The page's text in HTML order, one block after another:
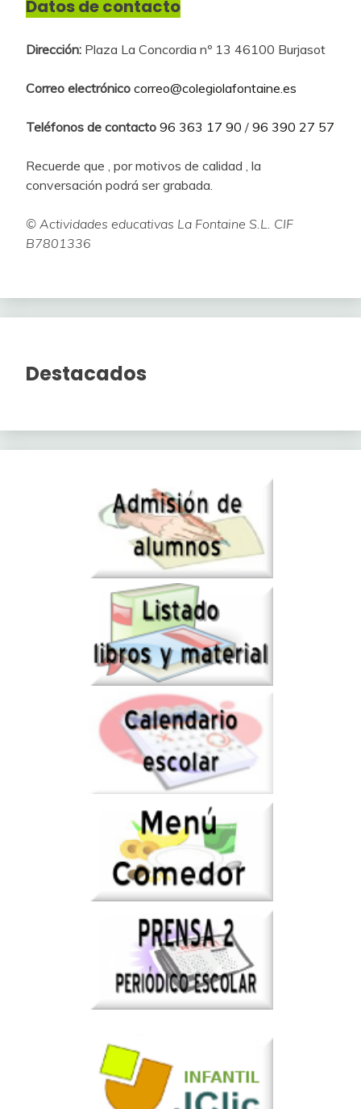
Datos de contacto
Dirección: Plaza La Concordia nº 13 46100 Burjasot
Correo electrónico correo@colegiolafontaine.es
Teléfonos de contacto 96 363 17 90 / 96 390 27 57
Recuerde que , por motivos de calidad , la
conversación podrá ser grabada.
© Actividades educativas La Fontaine S.L. CIF
B7801336
Destacados